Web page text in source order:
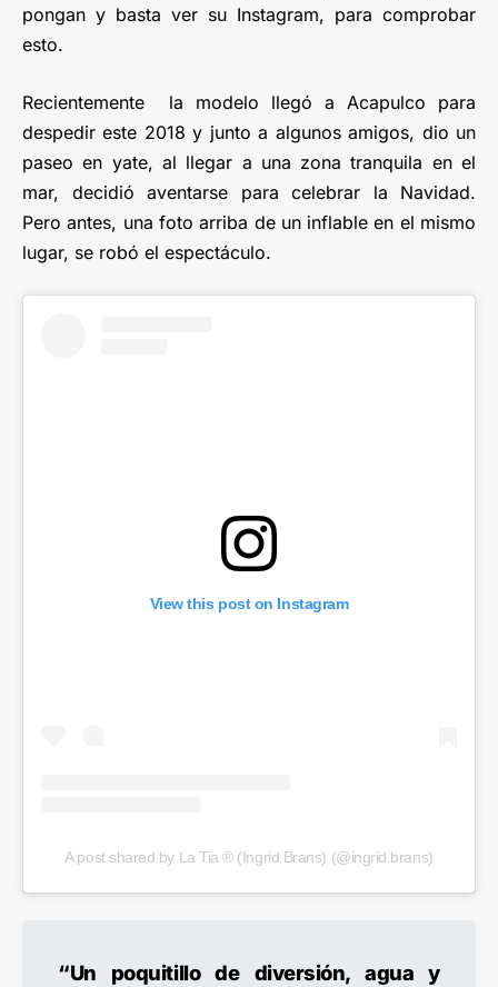
pongan y basta ver su Instagram, para comprobar
esto.
Recientemente la modelo llegó a Acapulco para
despedir este 2018 y junto a algunos amigos, dio un
paseo en yate, al llegar a una zona tranquila en el
mar, decidió aventarse para celebrar la Navidad.
Pero antes, una foto arriba de un inflable en el mismo
lugar, se robó el espectáculo.
View this post on Instagram
A post shared by La Tia ® (Ingrid Brans) (@ingrid.brans)
“Un poquitillo de diversión, agua y